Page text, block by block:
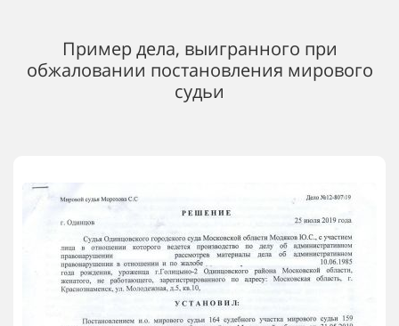
Пример дела, выигранного при
обжаловании постановления мирового
судьи